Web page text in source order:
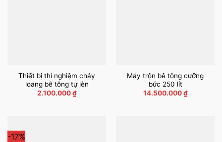
Thiết bị thí nghiệm chảy
loang bê tông tự lèn
2.100.000₫
Máy trộn bê tông cưỡng
bức 250 lít
14.500.000₫
-17%